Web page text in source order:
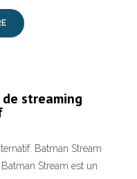
streaming
Batman Stream
Stream est un